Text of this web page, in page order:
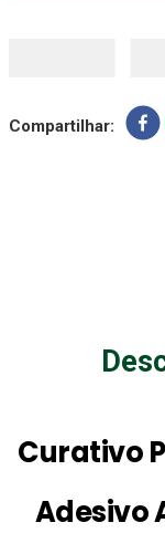
Compartilhar
Curativo
Adesivo